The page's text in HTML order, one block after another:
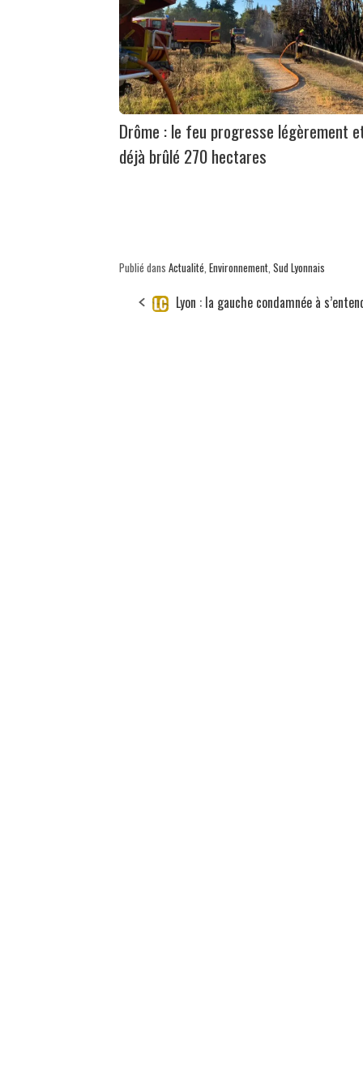
Drôme : le feu progresse légèrement
déjà brûlé 270 hectares
Publié dans Actualité, Environnement, Sud Lyonnais
Lyon : la gauche condamnée à